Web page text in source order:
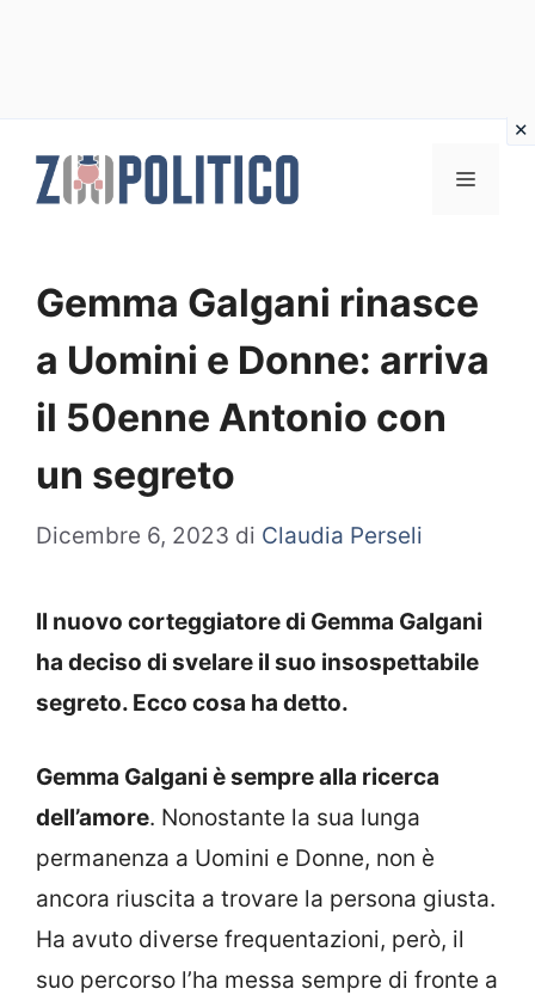
MENU
Gemma Galgani rinasce
a Uomini e Donne: arriva
il 50enne Antonio con
un segreto
Dicembre 6, 2023 di Claudia Perseli
Il nuovo corteggiatore di Gemma Galgani
ha deciso di svelare il suo insospettabile
segreto. Ecco cosa ha detto.
Gemma Galgani è sempre alla ricerca
dell’amore. Nonostante la sua lunga
permanenza a Uomini e Donne, non è
ancora riuscita a trovare la persona giusta.
Ha avuto diverse frequentazioni, però, il
suo percorso l’ha messa sempre di fronte a